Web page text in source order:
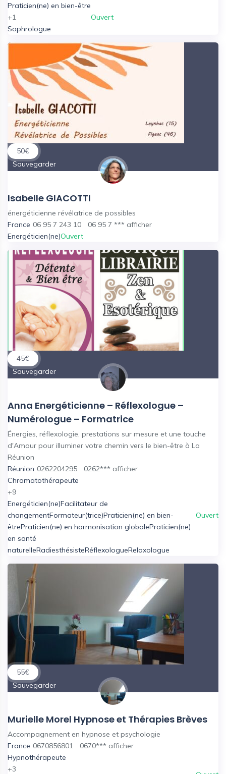
Praticien(ne) en bien-être
+1
Sophrologue
Ouvert
50€
Sauvegarder
Isabelle GIACOTTI
énergéticienne révélatrice de possibles
France 06 95 7 243 10 06 95 7 *** afficher
Energéticien(ne)Ouvert
45€
Sauvegarder
Anna Energéticienne – Réflexologue –
Numérologue – Formatrice
Énergies, réflexologie, prestations sur mesure et une touche
d'Amour pour illuminer votre chemin vers le bien-être à La
Réunion
Réunion 0262204295 0262*** afficher
Chromatothérapeute
+9
Energéticien(ne)Facilitateur de
changementFormateur(trice)Praticien(ne) en bien-
êtrePraticien(ne) en harmonisation globalePraticien(ne)
en santé
naturelleRadiesthésisteRéflexologueRelaxologue
Ouvert
55€
Sauvegarder
Murielle Morel Hypnose et Thérapies Brèves
Accompagnement en hypnose et psychologie
France 0670856801 0670*** afficher
Hypnothérapeute
+3